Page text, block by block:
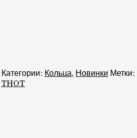
Категории: Кольца, Новинки Метки:
THOT